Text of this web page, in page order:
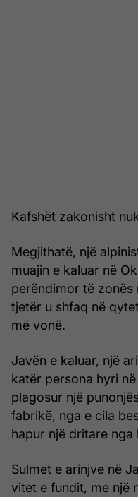
Kafshët zakonisht
Megjithatë, një
muajin e kaluar në
perëndimor të zonës
tjetër u shfaq në
më vonë.
Javën e kaluar, një
katër persona hyri
plagosur një
fabrikë, nga e cila
hapur një dritare nga
Sulmet e arinjve në
vitet e fundit, me një